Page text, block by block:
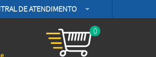
DE ATENDIMENTO
/daytonamotos
0